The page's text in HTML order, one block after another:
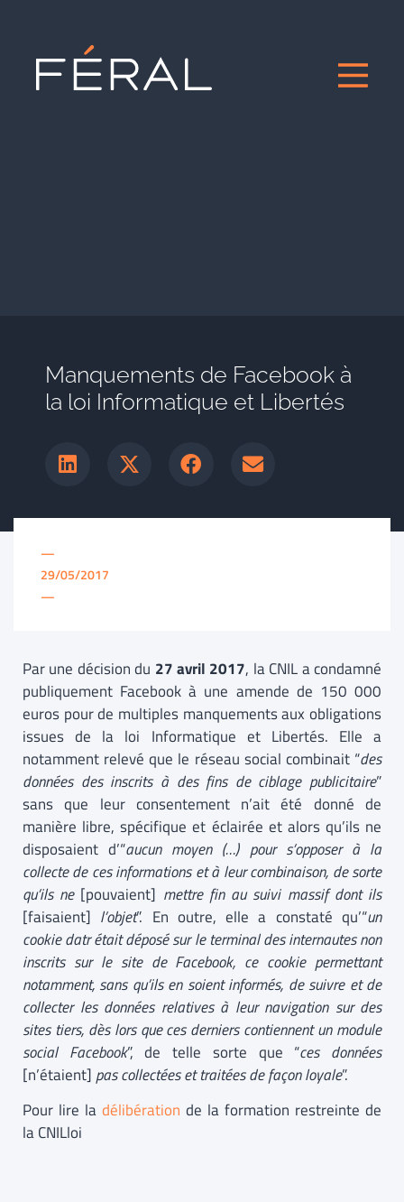
Manquements de Facebook à
la loi Informatique et Libertés
—
29/05/2017
—
Par une décision du 27 avril 2017, la CNIL a condamné
publiquement Facebook à une amende de 150 000
euros pour de multiples manquements aux obligations
issues de la loi Informatique et Libertés. Elle a
notamment relevé que le réseau social combinait “des
données des inscrits à des fins de ciblage publicitaire”
sans que leur consentement n’ait été donné de
manière libre, spécifique et éclairée et alors qu’ils ne
disposaient d’“aucun moyen (…) pour s’opposer à la
collecte de ces informations et à leur combinaison, de sorte
qu’ils ne [pouvaient] mettre fin au suivi massif dont ils
[faisaient] l’objet”. En outre, elle a constaté qu’“un
cookie datr était déposé sur le terminal des internautes non
inscrits sur le site de Facebook, ce cookie permettant
notamment, sans qu’ils en soient informés, de suivre et de
collecter les données relatives à leur navigation sur des
sites tiers, dès lors que ces derniers contiennent un module
social Facebook”, de telle sorte que “ces données
[n’étaient] pas collectées et traitées de façon loyale”.
Pour lire la délibération de la formation restreinte de
la CNILloi